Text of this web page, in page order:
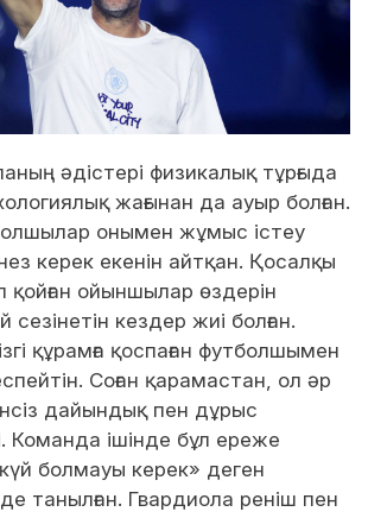
әдістері физикалық тұрғыда
жағынан да ауыр болған.
онымен жұмыс істеу
керек екенін айтқан. Қосалқы
ойыншылар өздерін
сезінетін кездер жиі болған.
құрамға қоспаған футболшымен
Соған қарамастан, ол әр
дайындық пен дұрыс
Команда ішінде бұл ереже
болмауы керек» деген
танылған. Гвардиола реніш пен